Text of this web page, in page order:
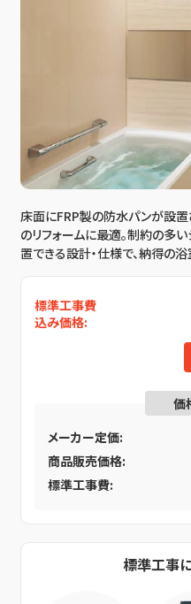
床面にFRP製の防水パンが設
のリフォームに最適。制約の多
置できる設計・仕様で、納得の浴
標準工事費
込み価格:
価
メーカー定価:
商品販売価格:
標準工事費:
標準工事